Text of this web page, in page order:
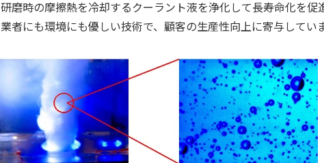
研磨時の摩擦熱を冷却するクーラント液を浄化して長寿命化を
業者にも環境にも優しい技術で、顧客の生産性向上に寄与していま